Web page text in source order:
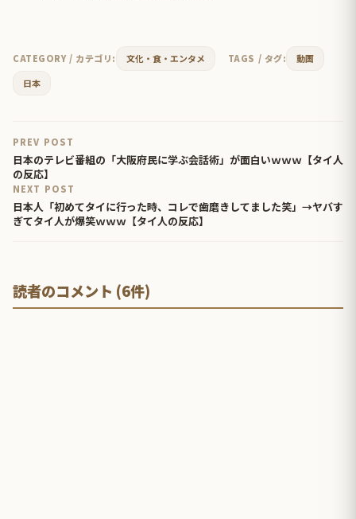
CATEGORY / カテゴリ: 文化・食・エンタメ TAGS / タグ:
動画
日本
PREV POST
日本のテレビ番組の「大阪府民に学ぶ会話術」が面白いｗｗｗ【タイ人
の反応】
NEXT POST
日本人「初めてタイに行った時、コレで歯磨きしてました笑」→ヤバす
ぎてタイ人が爆笑ｗｗｗ【タイ人の反応】
読者のコメント (6件)